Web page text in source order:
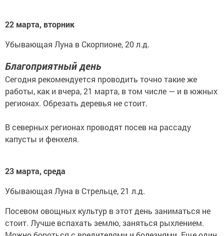
22 марта, вторник
Убывающая Луна в Скорпионе, 20 л.д.
Благоприятный день
Сегодня рекомендуется проводить точно такие же
работы, как и вчера, 21 марта, в том числе — и в южных
регионах. Обрезать деревья не стоит.
В северных регионах проводят посев на рассаду
капусты и фенхеля.
23 марта, среда
Убывающая Луна в Стрельце, 21 л.д.
Посевом овощных культур в этот день заниматься не
стоит. Лучше вспахать землю, заняться рыхлением.